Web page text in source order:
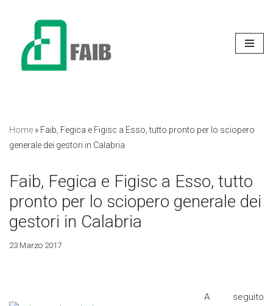
contenuto
Home » Faib, Fegica e Figisc a Esso, tutto pronto per lo sciopero
generale dei gestori in Calabria
Faib, Fegica e Figisc a Esso, tutto
pronto per lo sciopero generale dei
gestori in Calabria
23 Marzo 2017
A seguito